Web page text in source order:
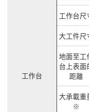
工作台
工作台尺
大工件尺
地面至工
台上表面
距離
大承載重
※